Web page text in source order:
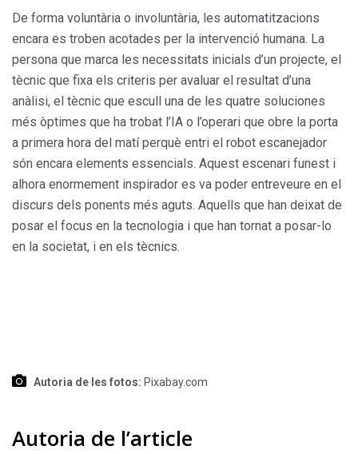
De forma voluntària o involuntària, les automatitzacions
encara es troben acotades per la intervenció humana. La
persona que marca les necessitats inicials d’un projecte, el
tècnic que fixa els criteris per avaluar el resultat d’una
anàlisi, el tècnic que escull una de les quatre soluciones
més òptimes que ha trobat l’IA o l’operari que obre la porta
a primera hora del matí perquè entri el robot escanejador
són encara elements essencials. Aquest escenari funest i
alhora enormement inspirador es va poder entreveure en el
discurs dels ponents més aguts. Aquells que han deixat de
posar el focus en la tecnologia i que han tornat a posar-lo
en la societat, i en els tècnics.
Autoria de les fotos: Pixabay.com
Autoria de l’article